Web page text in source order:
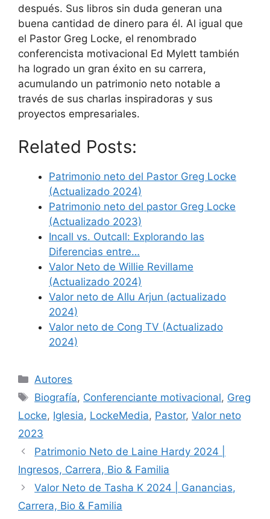
después. Sus libros sin duda generan una
buena cantidad de dinero para él. Al igual que
el Pastor Greg Locke, el renombrado
conferencista motivacional Ed Mylett también
ha logrado un gran éxito en su carrera,
acumulando un patrimonio neto notable a
través de sus charlas inspiradoras y sus
proyectos empresariales.
Related Posts:
Patrimonio neto del Pastor Greg Locke
(Actualizado 2024)
Patrimonio neto del pastor Greg Locke
(Actualizado 2023)
Incall vs. Outcall: Explorando las
Diferencias entre…
Valor Neto de Willie Revillame
(Actualizado 2024)
Valor neto de Allu Arjun (actualizado
2024)
Valor neto de Cong TV (Actualizado
2024)
Categories
Autores
Tags
Biografía, Conferenciante motivacional, Greg
Locke, Iglesia, LockeMedia, Pastor, Valor neto
2023
Patrimonio Neto de Laine Hardy 2024 |
Ingresos, Carrera, Bio & Familia
Valor Neto de Tasha K 2024 | Ganancias,
Carrera, Bio & Familia